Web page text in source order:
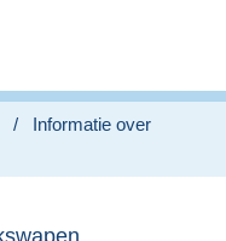
Informatie over